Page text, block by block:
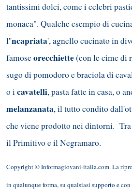
tantissimi dolci, come i celebri
monaca". Qualche esempio di
l''ncapriata', agnello cucinato in
famoseorecchiette(con le cime di
sugo di pomodoro e braciola di
o i cavatelli, pasta fatte in casa, o
melanzanata, il tutto condito
che viene prodotto nei dintorni.
il Primitivo e il Negramaro.
Copyright © Informagiovani-italia.com. La
in qualunque forma, su qualsiasi supporto e